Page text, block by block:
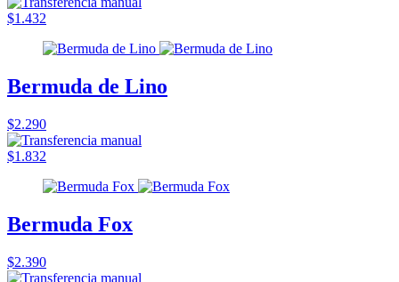
$1.432
Bermuda de Lino
$2.290
$1.832
Bermuda Fox
$2.390